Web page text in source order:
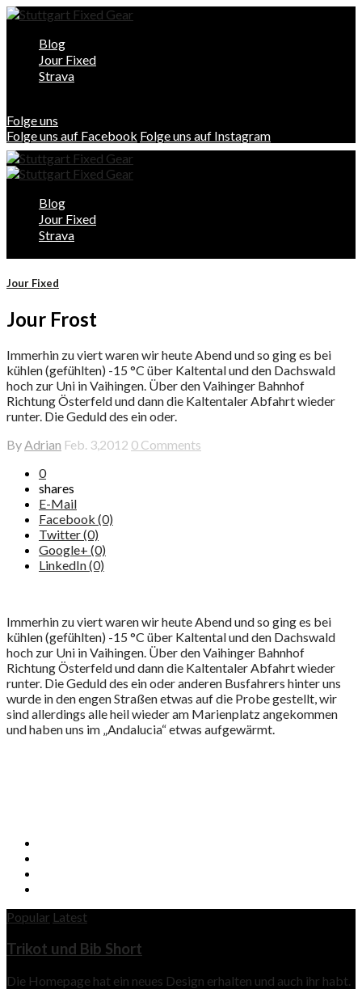
Blog
Jour Fixed
Strava
Folge uns
Folge uns auf Facebook Folge uns auf Instagram
Blog
Jour Fixed
Strava
Jour Fixed
Jour Frost
Immerhin zu viert waren wir heute Abend und so ging es bei
kühlen (gefühlten) -15 °C über Kaltental und den Dachswald
hoch zur Uni in Vaihingen. Über den Vaihinger Bahnhof
Richtung Österfeld und dann die Kaltentaler Abfahrt wieder
runter. Die Geduld des ein oder.
ByAdrian Feb. 3,2012 0 Comments
0
shares
E-Mail
Facebook (0)
Twitter (0)
Google+ (0)
LinkedIn (0)
Immerhin zu viert waren wir heute Abend und so ging es bei
kühlen (gefühlten) -15 °C über Kaltental und den Dachswald
hoch zur Uni in Vaihingen. Über den Vaihinger Bahnhof
Richtung Österfeld und dann die Kaltentaler Abfahrt wieder
runter. Die Geduld des ein oder anderen Busfahrers hinter uns
wurde in den engen Straßen etwas auf die Probe gestellt, wir
sind allerdings alle heil wieder am Marienplatz angekommen
und haben uns im „Andalucia“ etwas aufgewärmt.
Popular Latest
Trikot und Bib Short
Die Homepage hat ein neues Design erhalten und auch ihr habt.